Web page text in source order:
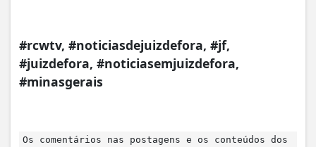
#rcwtv, #noticiasdejuizdefora, #jf,
#juizdefora, #noticiasemjuizdefora,
#minasgerais
Os comentários nas postagens e os conteúdos dos